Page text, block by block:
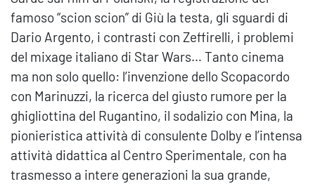
famoso “scion scion” di Giù la testa, gli sguardi di
Dario Argento, i contrasti con Zeffirelli, i problemi
del mixage italiano di Star Wars… Tanto cinema
ma non solo quello: l’invenzione dello Scopacordo
con Marinuzzi, la ricerca del giusto rumore per la
ghigliottina del Rugantino, il sodalizio con Mina, la
pionieristica attività di consulente Dolby e l’intensa
attività didattica al Centro Sperimentale, con ha
trasmesso a intere generazioni la sua grande,